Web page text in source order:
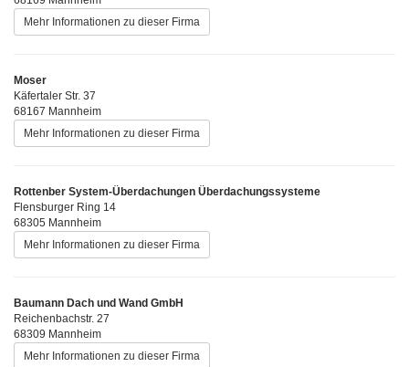
Mehr Informationen zu dieser Firma
Moser
Käfertaler Str. 37
68167 Mannheim
Mehr Informationen zu dieser Firma
Rottenber System-Überdachungen Überdachungssysteme
Flensburger Ring 14
68305 Mannheim
Mehr Informationen zu dieser Firma
Baumann Dach und Wand GmbH
Reichenbachstr. 27
68309 Mannheim
Mehr Informationen zu dieser Firma